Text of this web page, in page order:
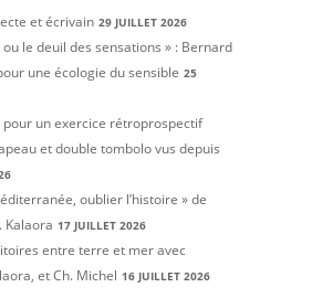
et écrivain 29 JUILLET 2026
le deuil des sensations » : Bernard
une écologie du sensible 25
pour un exercice rétroprospectif
et double tombolo vus depuis
oublier l’histoire » de
Kalaora 17 JUILLET 2026
entre terre et mer avec
et Ch. Michel 16 JUILLET 2026